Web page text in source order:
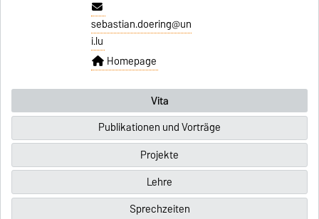
sebastian.doering@un
i.lu
Homepage
Vita
Publikationen und Vorträge
Projekte
Lehre
Sprechzeiten